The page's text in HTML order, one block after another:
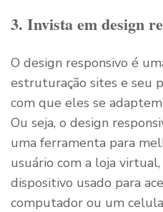
3. Invista em design
O design responsivo é
estruturação sites e seu
com que eles se
Ou seja, o design
uma ferramenta para
usuário com a loja
dispositivo usado para
computador ou um